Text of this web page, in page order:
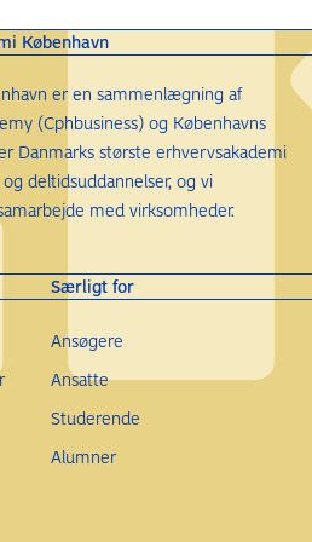
specialer)
erhvervsuddannelser,
fagspecifikke adgangskrav.
med en
en ordinær varighed på
ovenfor. Du skal i så fald
adgangskrav:
(IKV)
eksamen, kan du
særlig tilladelse på baggrund
København
er en sammenlægning af
(Cphbusiness) og Københavns
Danmarks største erhvervsakademi
deltidsuddannelser, og vi
med virksomheder.
Særligt for
Ansøgere
Ansatte
Studerende
Alumner